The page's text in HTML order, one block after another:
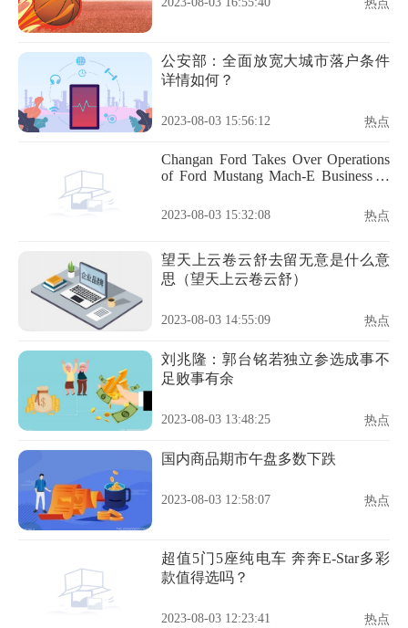
热点
公安部：全面放宽大城市落户条件
详情如何？
2023-08-03 15:56:12 热点
Changan Ford Takes Over Operations
of Ford Mustang Mach-E Business in
2023-08-03 15:32:08 热点
望天上云卷云舒去留无意是什么意
思（望天上云卷云舒）
2023-08-03 14:55:09 热点
刘兆隆：郭台铭若独立参选成事不
足败事有余
2023-08-03 13:48:25 热点
国内商品期市午盘多数下跌
2023-08-03 12:58:07 热点
超值5门5座纯电车 奔奔E-Star多彩
款值得选吗？
2023-08-03 12:23:41 热点